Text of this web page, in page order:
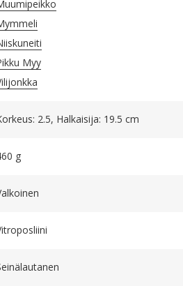
Myy
2.5, Halkaisija: 19.5 cm
g